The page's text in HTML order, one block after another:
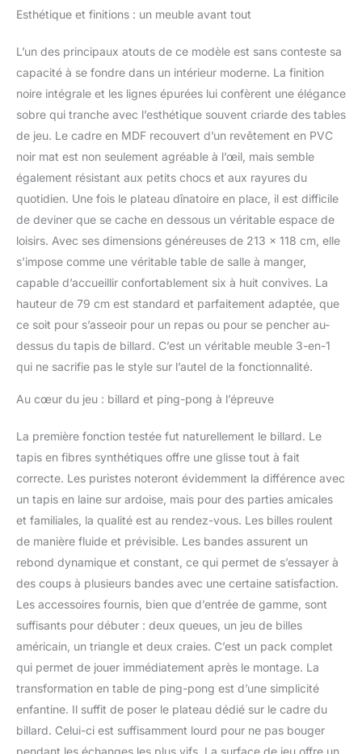
Cm et Poids de la table :
PRODUIT : À la fin de
votre dîner, surprenez
plateau dînatoire et
profitez pleinement
d'une partie de jeux entre
amis.
Esthétique et finitions : un meuble avant tout
L’un des principaux atouts de ce modèle est sans conteste sa
capacité à se fondre dans un intérieur moderne. La finition
noire intégrale et les lignes épurées lui confèrent une élégance
sobre qui tranche avec l’esthétique souvent criarde des tables
de jeu. Le cadre en MDF recouvert d’un revêtement en PVC
noir mat est non seulement agréable à l’œil, mais semble
également résistant aux petits chocs et aux rayures du
quotidien. Une fois le plateau dînatoire en place, il est difficile
de deviner que se cache en dessous un véritable espace de
loisirs. Avec ses dimensions généreuses de 213 x 118 cm, elle
s’impose comme une véritable table de salle à manger,
capable d’accueillir confortablement six à huit convives. La
hauteur de 79 cm est standard et parfaitement adaptée, que
ce soit pour s’asseoir pour un repas ou pour se pencher au-
dessus du tapis de billard. C’est un véritable meuble 3-en-1
qui ne sacrifie pas le style sur l’autel de la fonctionnalité.
Au cœur du jeu : billard et ping-pong à l’épreuve
La première fonction testée fut naturellement le billard. Le
tapis en fibres synthétiques offre une glisse tout à fait
correcte. Les puristes noteront évidemment la différence avec
un tapis en laine sur ardoise, mais pour des parties amicales
et familiales, la qualité est au rendez-vous. Les billes roulent
de manière fluide et prévisible. Les bandes assurent un
rebond dynamique et constant, ce qui permet de s’essayer à
des coups à plusieurs bandes avec une certaine satisfaction.
Les accessoires fournis, bien que d’entrée de gamme, sont
suffisants pour débuter : deux queues, un jeu de billes
américain, un triangle et deux craies. C’est un pack complet
qui permet de jouer immédiatement après le montage. La
transformation en table de ping-pong est d’une simplicité
enfantine. Il suffit de poser le plateau dédié sur le cadre du
billard. Celui-ci est suffisamment lourd pour ne pas bouger
pendant les échanges les plus vifs. La surface de jeu offre un